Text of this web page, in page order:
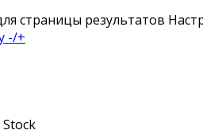
страницы результатов
-/+